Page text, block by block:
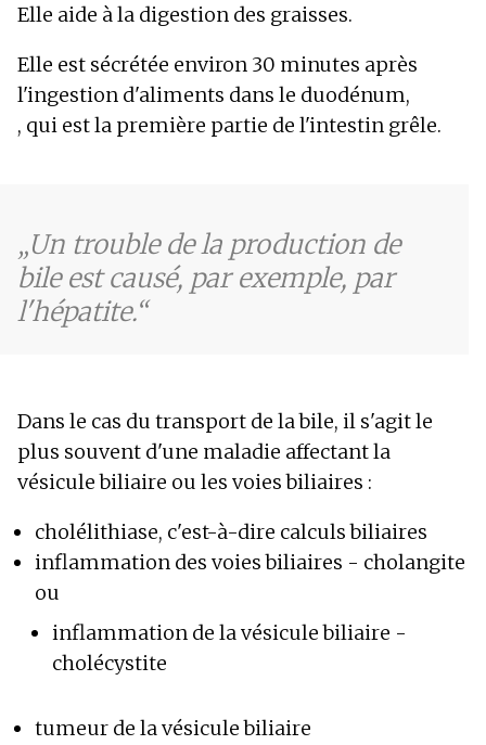
Elle aide à la digestion des graisses.
Elle est sécrétée environ 30 minutes après
l'ingestion d'aliments dans le duodénum,
, qui est la première partie de l'intestin grêle.
Un trouble de la production de
bile est causé, par exemple, par
l'hépatite.
Dans le cas du transport de la bile, il s'agit le
plus souvent d'une maladie affectant la
vésicule biliaire ou les voies biliaires :
cholélithiase, c'est-à-dire calculs biliaires
inflammation des voies biliaires - cholangite
ou
inflammation de la vésicule biliaire -
cholécystite
tumeur de la vésicule biliaire